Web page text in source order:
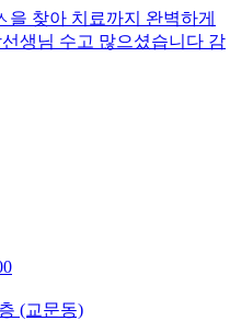
찾아 치료까지 완벽하게
생님 수고 많으셨습니다 감
(교문동)